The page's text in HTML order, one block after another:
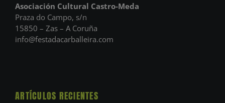
Asociación Cultural Castro-Meda
Praza do Campo, s/n
15850 – Zas – A Coruña
info@festadacarballeira.com
ARTÍCULOS RECIENTES